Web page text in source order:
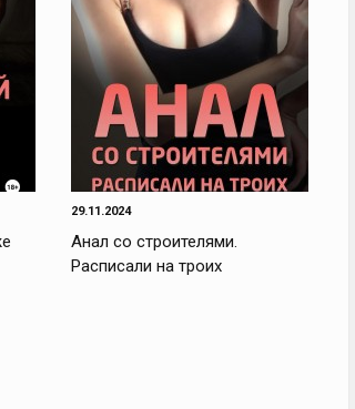
29.11.2024
Анал со строителями.
Расписали на троих